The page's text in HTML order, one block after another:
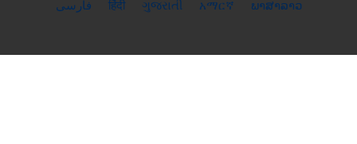
فارسی हिंदी ગુજરાતી አማርኛ ພາສາລາວ